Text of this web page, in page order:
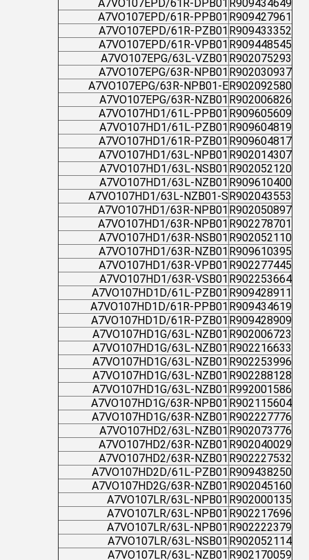
R909434649
A7VO107EPD/61R-DPB01
R909427961
A7VO107EPD/61R-PPB01
R909433352
A7VO107EPD/61R-PZB01
R909448545
A7VO107EPD/61R-VPB01
R902075293
A7VO107EPG/63L-VZB01
R902030937
A7VO107EPG/63R-NPB01
R902092580
A7VO107EPG/63R-NPB01-E
R902006826
A7VO107EPG/63R-NZB01
R909605609
A7VO107HD1/61L-PPB01
R909604819
A7VO107HD1/61L-PZB01
R909604817
A7VO107HD1/61R-PZB01
R902014307
A7VO107HD1/63L-NPB01
R902052120
A7VO107HD1/63L-NSB01
R909610400
A7VO107HD1/63L-NZB01
R902043553
A7VO107HD1/63L-NZB01-S
R902050897
A7VO107HD1/63R-NPB01
R902278701
A7VO107HD1/63R-NPB01
R902052110
A7VO107HD1/63R-NSB01
R909610395
A7VO107HD1/63R-NZB01
R902277445
A7VO107HD1/63R-VPB01
R902253664
A7VO107HD1/63R-VSB01
R909428911
A7VO107HD1D/61L-PZB01
R909434619
A7VO107HD1D/61R-PPB01
R909428909
A7VO107HD1D/61R-PZB01
R902006723
A7VO107HD1G/63L-NZB01
R902216633
A7VO107HD1G/63L-NZB01
R902253996
A7VO107HD1G/63L-NZB01
R902288128
A7VO107HD1G/63L-NZB01
R992001586
A7VO107HD1G/63L-NZB01
R902115604
A7VO107HD1G/63R-NPB01
R902227776
A7VO107HD1G/63R-NZB01
R902073776
A7VO107HD2/63L-NZB01
R902040029
A7VO107HD2/63R-NZB01
R902227532
A7VO107HD2/63R-NZB01
R909438250
A7VO107HD2D/61L-PZB01
R902045160
A7VO107HD2G/63R-NZB01
R902000135
A7VO107LR/63L-NPB01
R902217696
A7VO107LR/63L-NPB01
R902222379
A7VO107LR/63L-NPB01
R902052114
A7VO107LR/63L-NSB01
R902170059
A7VO107LR/63L-NZB01